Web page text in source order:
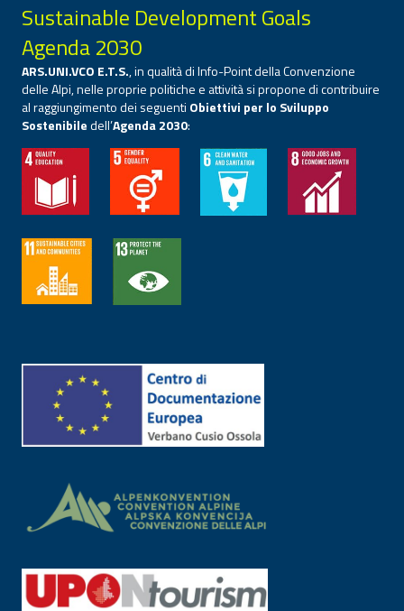
Sustainable Development Goals
Agenda 2030
ARS.UNI.VCO E.T.S., in qualità di Info-Point della Convenzione
delle Alpi, nelle proprie politiche e attività si propone di contribuire
al raggiungimento dei seguenti Obiettivi per lo Sviluppo
Sostenibiledell’Agenda 2030: